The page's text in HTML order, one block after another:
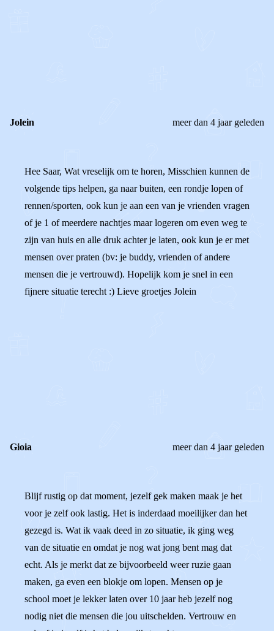
Jolein meer dan 4 jaar geleden
Hee Saar, Wat vreselijk om te horen, Misschien kunnen de
volgende tips helpen, ga naar buiten, een rondje lopen of
rennen/sporten, ook kun je aan een van je vrienden vragen
of je 1 of meerdere nachtjes maar logeren om even weg te
zijn van huis en alle druk achter je laten, ook kun je er met
mensen over praten (bv: je buddy, vrienden of andere
mensen die je vertrouwd). Hopelijk kom je snel in een
fijnere situatie terecht :) Lieve groetjes Jolein
Gioia meer dan 4 jaar geleden
Blijf rustig op dat moment, jezelf gek maken maak je het
voor je zelf ook lastig. Het is inderdaad moeilijker dan het
gezegd is. Wat ik vaak deed in zo situatie, ik ging weg
van de situatie en omdat je nog wat jong bent mag dat
echt. Als je merkt dat ze bijvoorbeeld weer ruzie gaan
maken, ga even een blokje om lopen. Mensen op je
school moet je lekker laten over 10 jaar heb jezelf nog
nodig niet die mensen die jou uitschelden. Vertrouw en